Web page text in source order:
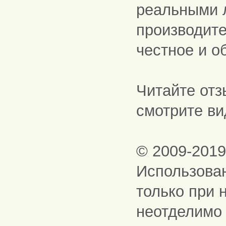
реальными
честное и
Читайте
смотрите
© 2009-
только при